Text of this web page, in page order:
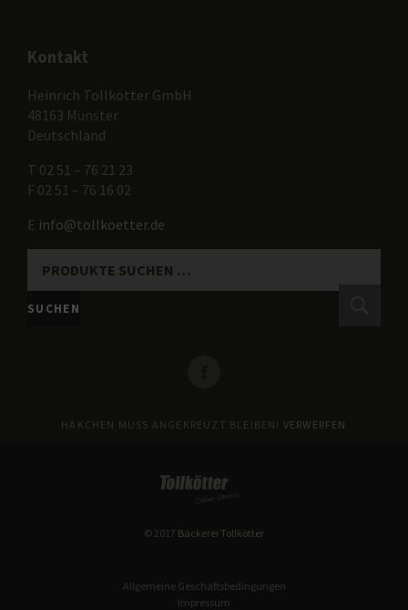
Kontakt
Heinrich Tollkötter GmbH
48163 Münster
Deutschland
T 02 51 – 76 21 23
F 02 51 – 76 16 02
E info@tollkoetter.de
NACH:
SUCHEN
HÄKCHEN MUSS ANGEKREUZT BLEIBEN! VERWERFEN
© 2017 Bäckerei Tollkötter
Allgemeine Geschäftsbedingungen
Impressum